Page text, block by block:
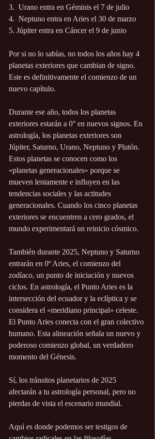
3.  Urano entra en Géminis el 7 de julio
4.  Neptuno entra en Aries el 30 de marzo
5. Júpiter entra en Cáncer el 9 de junio
Por si no lo sabías, no todos los años hay 4
planetas exteriores que cambian de signo.
Este es definitivamente el comienzo de un
nuevo capítulo.
Durante ese año, todos los planetas
exteriores estarán a 0° en nuevos signos. En
astrología, los planetas exteriores son
Júpiter, Saturno, Urano, Neptuno y Plutón.
Estos planetas se conocen como los
«planetas generacionales» porque se
mueven lentamente e influyen en las
tendencias sociales y las actitudes
generacionales. Cuando los cinco planetas
exteriores se encuentren a cero grados, el
mundo experimentará un reinicio cósmico.
También durante 2025, Neptuno y Saturno
entrarán en 0º Aries, el comienzo del
zodíaco, un punto de iniciación y nuevos
ciclos. En astrología, el Punto Aries es la
intersección del ecuador y la eclíptica y se
considera el «meridiano principal» celeste.
El Punto Aries conecta con el gran colectivo
humano. Esta alineación señala un nuevo y
poderoso comienzo global, un verdadero
momento del Génesis.
Sí, los tránsitos planetarios de 2025
afectarán a tu astrología personal, pero no
pierdas de vista el escenario mundial.
Aquí es donde podemos ser testigos de